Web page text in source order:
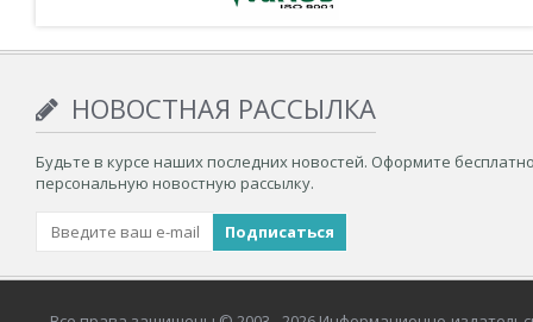
НОВОСТНАЯ РАССЫЛКА
Будьте в курсе наших последних новостей. Оформите
персональную новостную рассылку.